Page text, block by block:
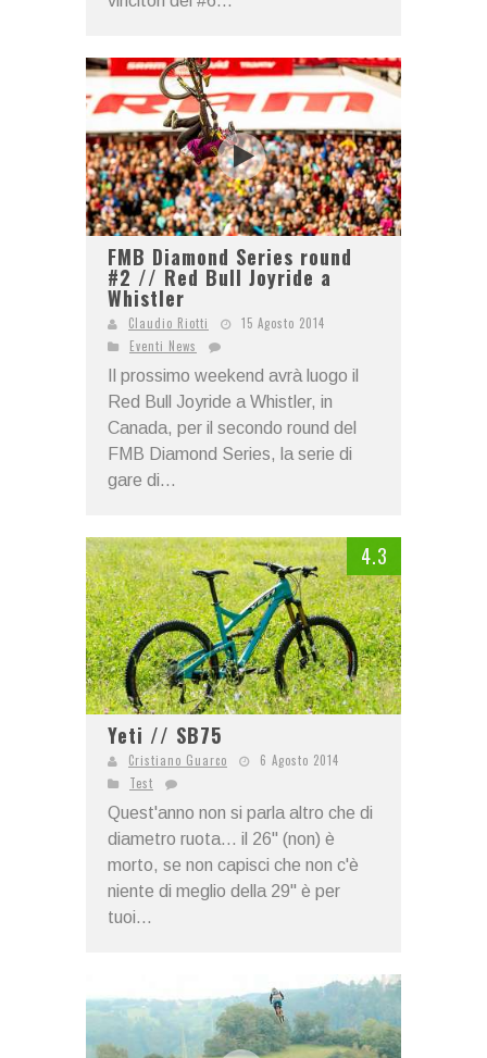
FMB Diamond Series round
#2 // Red Bull Joyride a
Whistler
Claudio Riotti
15 Agosto 2014
Eventi News
Il prossimo weekend avrà luogo il
Red Bull Joyride a Whistler, in
Canada, per il secondo round del
FMB Diamond Series, la serie di
gare di...
4.3
Yeti // SB75
Cristiano Guarco
6 Agosto 2014
Test
Quest'anno non si parla altro che di
diametro ruota... il 26" (non) è
morto, se non capisci che non c'è
niente di meglio della 29" è per
tuoi...